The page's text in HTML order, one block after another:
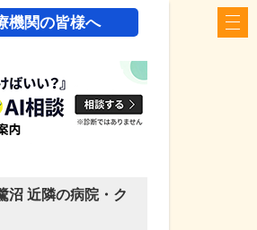
機関の皆様へ
沼 近隣の病院・ク